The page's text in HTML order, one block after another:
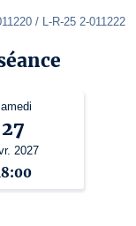
/ L-R-25 2-011222
27
2027